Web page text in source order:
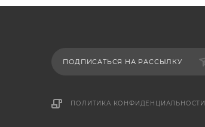
ПОДПИСАТЬСЯ НА РАССЫЛКУ
ПОЛИТИКА КОНФИДЕНЦИАЛЬНОСТИ